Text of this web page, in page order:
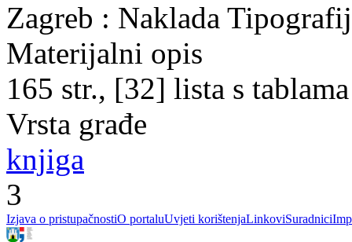
Zagreb : Naklada
Materijalni opis
165 str., [32] lista s
Vrsta građe
knjiga
3
Izjava o pristupačnostiO portaluUvjeti korištenjaLinkoviSuradnici